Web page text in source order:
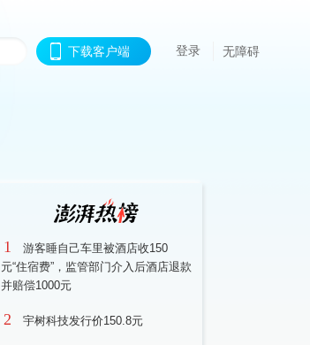
下载客户端 登录 无障碍
1
游客睡自己车里被酒店收150
元“住宿费”，监管部门介入后酒店退款
并赔偿1000元
2 宇树科技发行价150.8元